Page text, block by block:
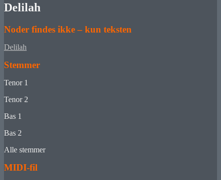
Delilah
Noder findes ikke – kun teksten
Delilah
Stemmer
Tenor 1
Tenor 2
Bas 1
Bas 2
Alle stemmer
MIDI-fil